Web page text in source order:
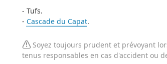
- Tufs.
- Cascade du Capat.
Soyez toujours prudent et prévoyant
tenus responsables en cas d'accident ou